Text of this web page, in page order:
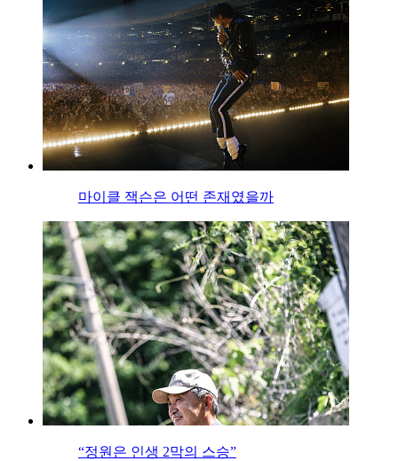
마이클 잭슨은 어떤 존재였을까
“정원은 인생 2막의 스승”